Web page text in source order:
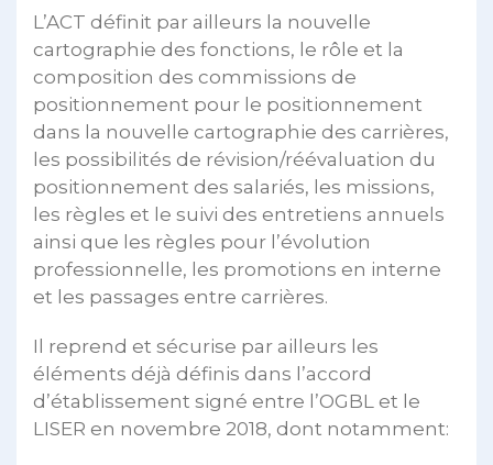
L’ACT définit par ailleurs la nouvelle
cartographie des fonctions, le rôle et la
composition des commissions de
positionnement pour le positionnement
dans la nouvelle cartographie des carrières,
les possibilités de révision/réévaluation du
positionnement des salariés, les missions,
les règles et le suivi des entretiens annuels
ainsi que les règles pour l’évolution
professionnelle, les promotions en interne
et les passages entre carrières.
Il reprend et sécurise par ailleurs les
éléments déjà définis dans l’accord
d’établissement signé entre l’OGBL et le
LISER en novembre 2018, dont notamment: